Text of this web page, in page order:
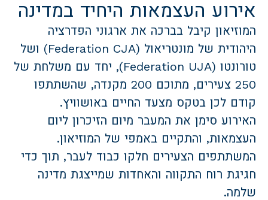
אירוע העצמאות היחיד במדינה
המוזיאון קיבל בברכה את ארגוני הפדרציה
היהודית של מונטריאול (Federation CJA) ושל
טורונטו (Federation UJA), יחד עם משלחת של
250 צעירים, מתוכם 200 מקנדה, שהשתתפו
קודם לכן בטקס מצעד החיים באושוויץ.
האירוע סימן את המעבר מיום הזיכרון ליום
העצמאות, והתקיים באמפי של המוזיאון.
המשתתפים הצעירים חלקו כבוד לעבר, תוך כדי
חגיגת רוח התקווה והאחדות שמייצגת מדינה
שלמה.